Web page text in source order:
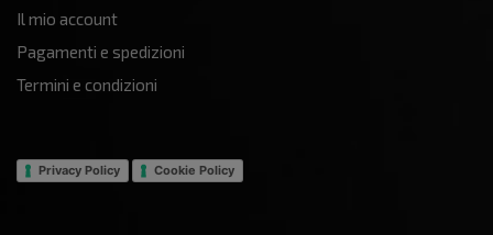
Il mio account
Pagamenti e spedizioni
Termini e condizioni
Privacy Policy Cookie Policy